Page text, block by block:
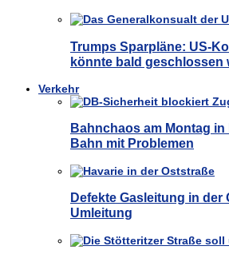
Trumps Sparpläne: US-
könnte bald geschlossen
Verkehr
Bahnchaos am Montag
Bahn mit Problemen
Defekte Gasleitung in der
Umleitung